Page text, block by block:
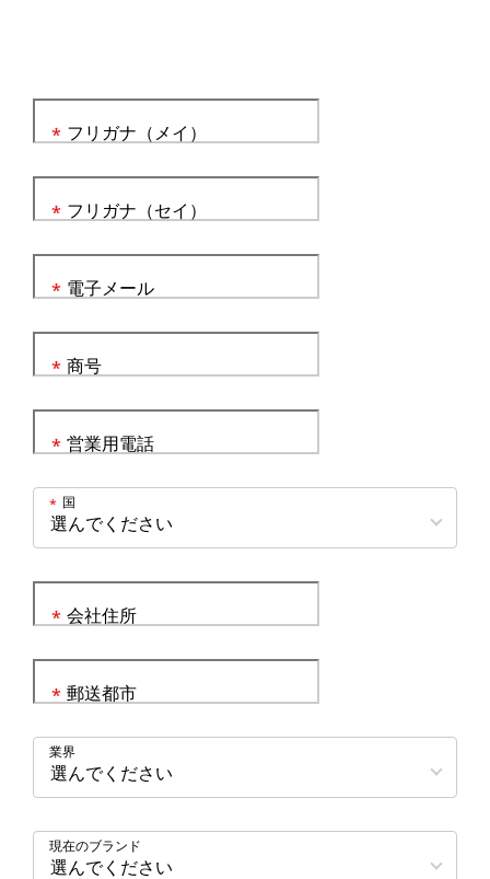
フリガナ（メイ）
*
フリガナ（セイ）
*
電子メール
*
商号
*
営業用電話
*
国
*
会社住所
*
郵送都市
*
業界
現在のブランド